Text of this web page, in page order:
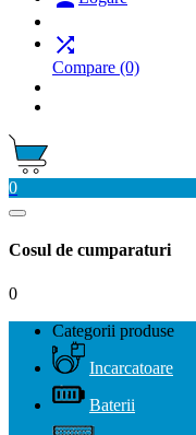

Compare (0)
0
Cosul de cumparaturi
0
Categorii produse
Incarcatoare
Baterii